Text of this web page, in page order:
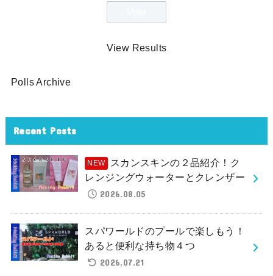
View Results
Polls Archive
Recent Posts
スカンスキンの２品紹介！ク
レンジングウォーターとクレンザー
2026.08.05
スパワールドのプールで楽しもう！
あると便利な持ち物４つ
2026.07.21